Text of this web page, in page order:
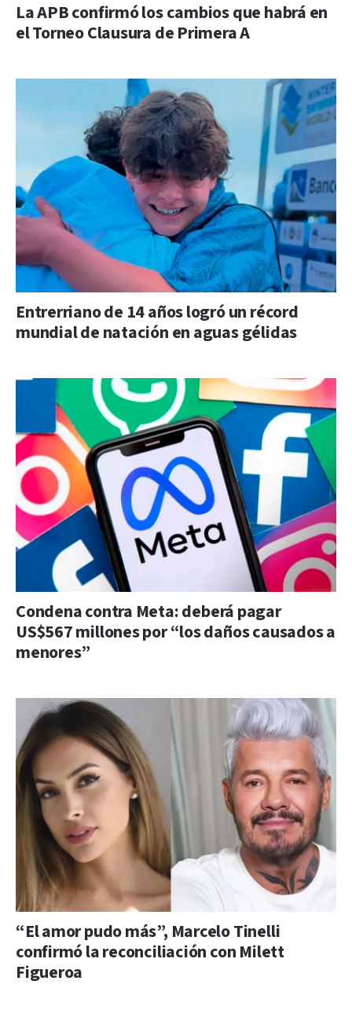
La APB confirmó los cambios que habrá en
el Torneo Clausura de Primera A
Entrerriano de 14 años logró un récord
mundial de natación en aguas gélidas
Condena contra Meta: deberá pagar
US$567 millones por “los daños causados a
menores”
“El amor pudo más”, Marcelo Tinelli
confirmó la reconciliación con Milett
Figueroa